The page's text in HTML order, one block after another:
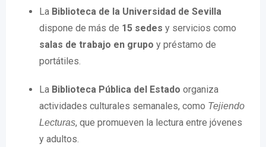
La Biblioteca de la Universidad de Sevilla
dispone de más de 15 sedes y servicios como
salas de trabajo en grupo y préstamo de
portátiles.
La Biblioteca Pública del Estado organiza
actividades culturales semanales, como Tejiendo
Lecturas, que promueven la lectura entre jóvenes
y adultos.